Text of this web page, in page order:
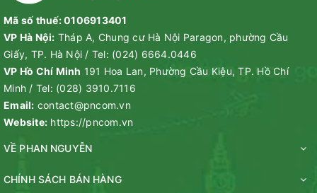
Mã số thuế: 0106913401
VP Hà Nội: Tháp A, Chung cư Hà Nội Paragon, phường Cầu
Giấy, TP. Hà Nội / Tel: (024) 6664.0446
VP Hồ Chí Minh 191 Hoa Lan, Phường Cầu Kiệu, TP. Hồ Chí
Minh / Tel: (028) 3910.7116
Email: contact@pncom.vn
Website: https://pncom.vn
VỀ PHAN NGUYỄN
CHÍNH SÁCH BÁN HÀNG